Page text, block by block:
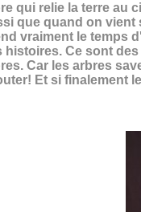
qui relie la terre au
que quand on vient
vraiment le temps
histoires. Ce sont
Car les arbres
Et si finalement